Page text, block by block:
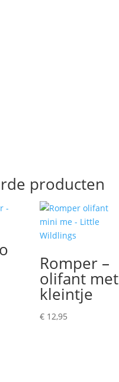
producten
Romper –
olifant met
kleintje
€ 12,95